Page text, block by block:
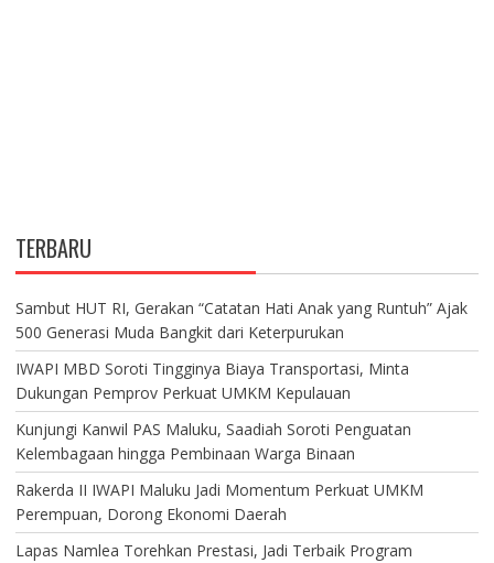
TERBARU
Sambut HUT RI, Gerakan “Catatan Hati Anak yang Runtuh” Ajak
500 Generasi Muda Bangkit dari Keterpurukan
IWAPI MBD Soroti Tingginya Biaya Transportasi, Minta
Dukungan Pemprov Perkuat UMKM Kepulauan
Kunjungi Kanwil PAS Maluku, Saadiah Soroti Penguatan
Kelembagaan hingga Pembinaan Warga Binaan
Rakerda II IWAPI Maluku Jadi Momentum Perkuat UMKM
Perempuan, Dorong Ekonomi Daerah
Lapas Namlea Torehkan Prestasi, Jadi Terbaik Program